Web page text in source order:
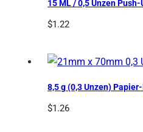
15 ML / 0,5 Unzen
$1.22
8,5 g (0,3 Unzen)
$1.26